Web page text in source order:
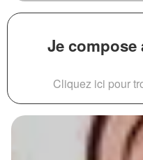
Je compose
Cliquez ici pour